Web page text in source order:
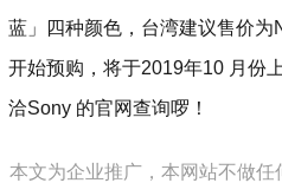
蓝」四种颜色，台湾建议售价为
开始预购，将于2019年10 月份
洽Sony 的官网查询啰！
本文为企业推广，本网站不做